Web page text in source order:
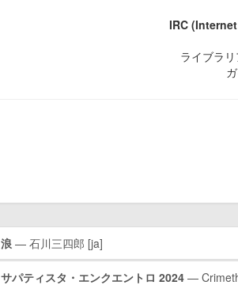
IRC
ライブラ
浪— 石川三四郎 [ja]
サパティスタ・エンクエントロ 2024—